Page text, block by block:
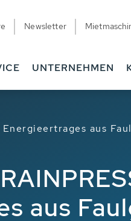
Newsletter
UNTERNEHMEN
aus
aus